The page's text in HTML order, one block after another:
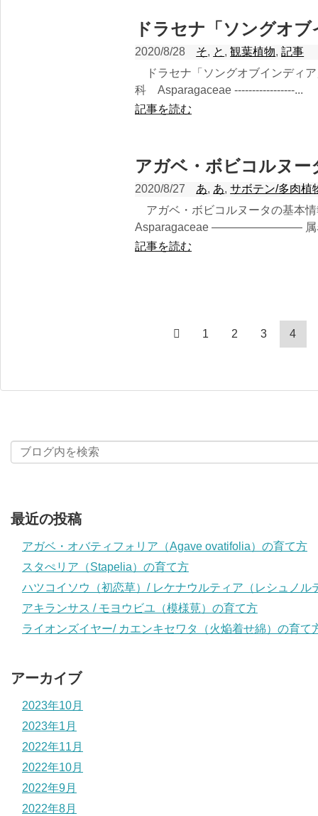
ドラセナ「ソングオ
2020/8/28 そ, と ,観葉植物,記事
ドラセナ「ソングオブインディ
科 Asparagaceae -----------------...
記事を読む
アガベ・ボビコルヌー
2020/8/27 あ, あ,サボテン/多肉植
アガベ・ボビコルヌータの基本
Asparagaceae ———————— 属名
記事を読む
1 2 3 4
最近の投稿
アガベ・オバティフォリア（Agave ovatifolia）の育て方
スタぺリア（Stapelia）の育て方
ハツコイソウ（初恋草）/ レケナウルティア（レシュノル
アキランサス / モヨウビユ（模様莧）の育て方
ライオンズイヤー/ カエンキセワタ（火焔着せ綿）の育て
アーカイブ
2023年10月
2023年1月
2022年11月
2022年10月
2022年9月
2022年8月